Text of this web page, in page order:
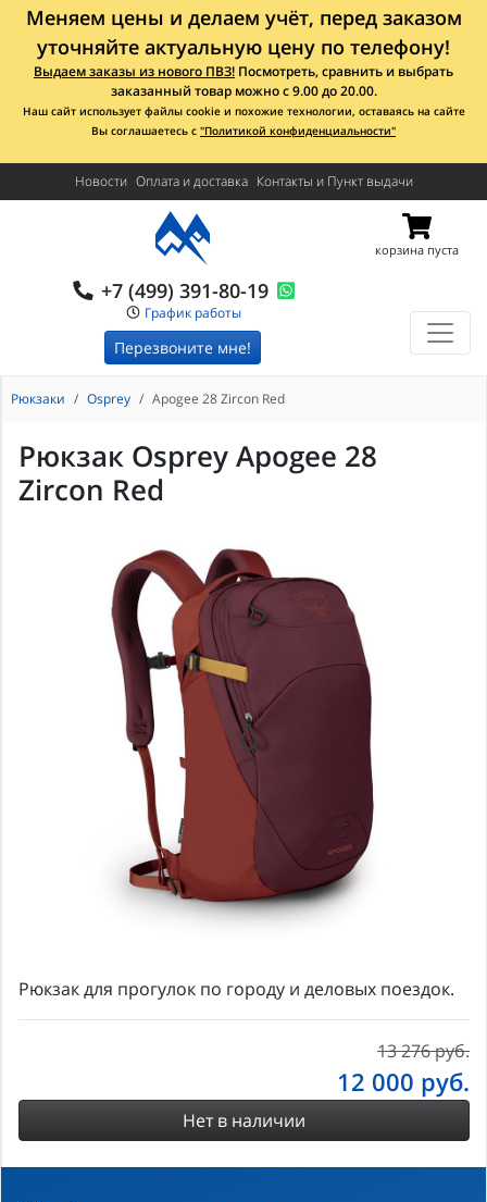
Меняем цены и делаем учёт, перед заказом
уточняйте актуальную цену по телефону!
Выдаем заказы из нового ПВЗ! Посмотреть, сравнить и выбрать
заказанный товар можно с 9.00 до 20.00.
Наш сайт использует файлы cookie и похожие технологии, оставаясь на сайте
Вы соглашаетесь с "Политикой конфиденциальности"
Новости Оплата и доставка Контакты и Пункт выдачи
+7 (499) 391-80-19
График работы
Перезвоните мне!
корзина пуста
Рюкзаки Osprey Apogee 28 Zircon Red
Рюкзак Osprey Apogee 28
Zircon Red
Рюкзак для прогулок по городу и деловых поездок.
13 276 руб.
12 000 руб.
Нет в наличии